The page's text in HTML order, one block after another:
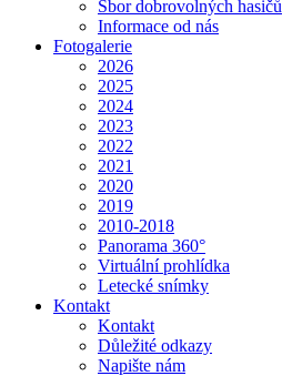
Sbor dobrovolných hasičů
Informace od nás
Fotogalerie
2026
2025
2024
2023
2022
2021
2020
2019
2010-2018
Panorama 360°
Virtuální prohlídka
Letecké snímky
Kontakt
Kontakt
Důležité odkazy
Napište nám